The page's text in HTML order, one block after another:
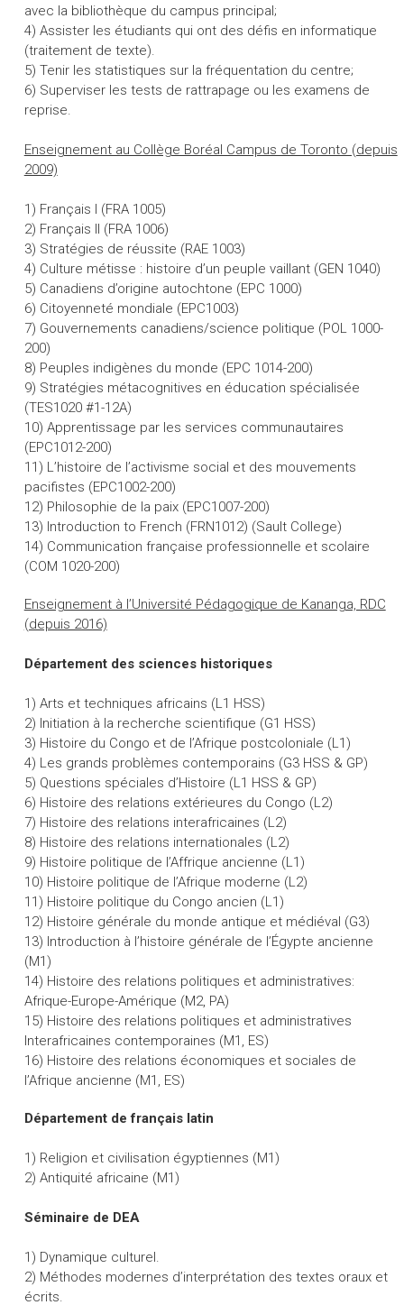
avec la bibliothèque du campus principal;
4) Assister les étudiants qui ont des défis en informatique
(traitement de texte).
5) Tenir les statistiques sur la fréquentation du centre;
6) Superviser les tests de rattrapage ou les examens de
reprise.
Enseignement au Collège Boréal Campus de Toronto (depuis
2009)
1) Français I (FRA 1005)
2) Français II (FRA 1006)
3) Stratégies de réussite (RAE 1003)
4) Culture métisse : histoire d’un peuple vaillant (GEN 1040)
5) Canadiens d’origine autochtone (EPC 1000)
6) Citoyenneté mondiale (EPC1003)
7) Gouvernements canadiens/science politique (POL 1000-
200)
8) Peuples indigènes du monde (EPC 1014-200)
9) Stratégies métacognitives en éducation spécialisée
(TES1020 #1-12A)
10) Apprentissage par les services communautaires
(EPC1012-200)
11) L’histoire de l’activisme social et des mouvements
pacifistes (EPC1002-200)
12) Philosophie de la paix (EPC1007-200)
13) Introduction to French (FRN1012) (Sault College)
14) Communication française professionnelle et scolaire
(COM 1020-200)
Enseignement à l’Université Pédagogique de Kananga, RDC
(depuis 2016)
Département des sciences historiques
1) Arts et techniques africains (L1 HSS)
2) Initiation à la recherche scientifique (G1 HSS)
3) Histoire du Congo et de l’Afrique postcoloniale (L1)
4) Les grands problèmes contemporains (G3 HSS & GP)
5) Questions spéciales d’Histoire (L1 HSS & GP)
6) Histoire des relations extérieures du Congo (L2)
7) Histoire des relations interafricaines (L2)
8) Histoire des relations internationales (L2)
9) Histoire politique de l’Affrique ancienne (L1)
10) Histoire politique de l’Afrique moderne (L2)
11) Histoire politique du Congo ancien (L1)
12) Histoire générale du monde antique et médiéval (G3)
13) Introduction à l’histoire générale de l’Égypte ancienne
(M1)
14) Histoire des relations politiques et administratives:
Afrique-Europe-Amérique (M2, PA)
15) Histoire des relations politiques et administratives
Interafricaines contemporaines (M1, ES)
16) Histoire des relations économiques et sociales de
l’Afrique ancienne (M1, ES)
Département de français latin
1) Religion et civilisation égyptiennes (M1)
2) Antiquité africaine (M1)
Séminaire de DEA
1) Dynamique culturel.
2) Méthodes modernes d’interprétation des textes oraux et
écrits.